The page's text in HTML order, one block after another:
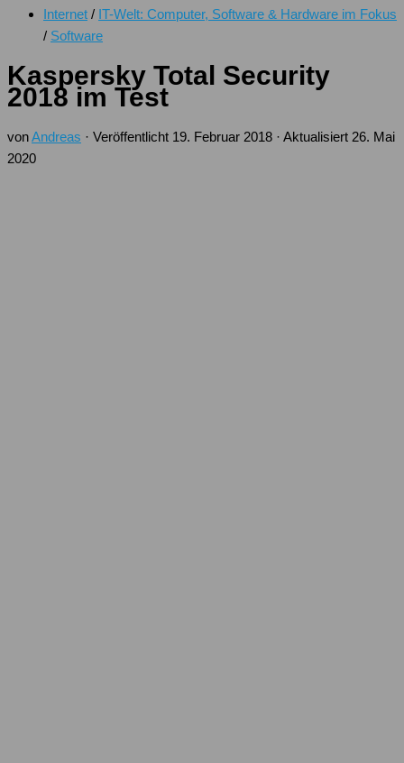
Internet / IT-Welt: Computer, Software & Hardware im Fokus
/ Software
Kaspersky Total Security
2018 im Test
vonAndreas · Veröffentlicht 19. Februar 2018 · Aktualisiert 26. Mai
2020